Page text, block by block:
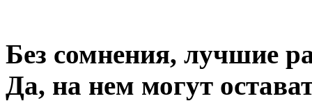
Без сомнения, лучшие
Да, на нем могут